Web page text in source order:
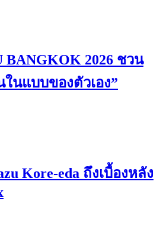
BANGKOK 2026 ชวน
นแบบของตัวเอง”
Kore-eda ถึงเบื้องหลัง